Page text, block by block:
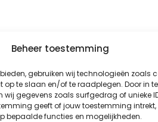
Beheer toestemming
gebruiken wij technologieën zoals
te slaan en/of te raadplegen. Door in
wij gegevens zoals surfgedrag of unieke
geeft of jouw toestemming
bepaalde functies en mogelijkheden.